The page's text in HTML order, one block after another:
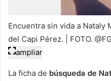
Encuentra sin vida a Nataly
del Capi Pérez. | FOTO.
ampliar
La ficha de búsqueda de